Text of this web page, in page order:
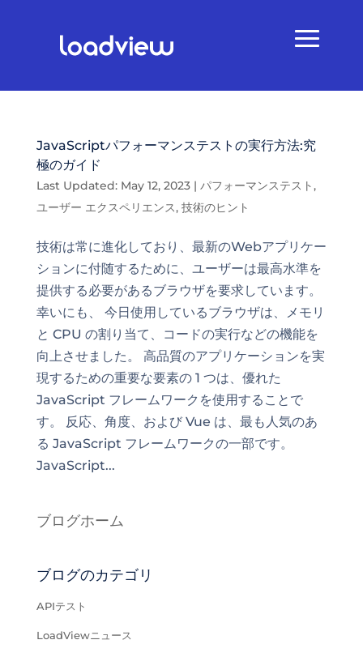
JavaScriptパフォーマンステストの実行方法:究
極のガイド
Last Updated: May 12, 2023| パフォーマンステスト,
ユーザー エクスペリエンス, 技術のヒント
技術は常に進化しており、最新のWebアプリケー
ションに付随するために、ユーザーは最高水準を
提供する必要があるブラウザを要求しています。
幸いにも、 今日使用しているブラウザは、メモリ
と CPU の割り当て、コードの実行などの機能を
向上させました。 高品質のアプリケーションを実
現するための重要な要素の 1 つは、優れた
JavaScript フレームワークを使用することで
す。 反応、角度、および Vue は、最も人気のあ
る JavaScript フレームワークの一部です。
JavaScript...
ブログホーム
ブログのカテゴリ
APIテスト
LoadViewニュース